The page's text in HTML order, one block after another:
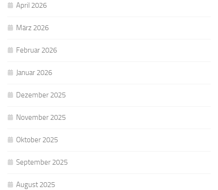
April 2026
März 2026
Februar 2026
Januar 2026
Dezember 2025
November 2025
Oktober 2025
September 2025
August 2025